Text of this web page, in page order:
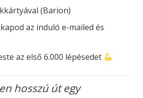
(Barion)
az induló e-mailed és
az első 6.000 lépésedet
hosszú út egy